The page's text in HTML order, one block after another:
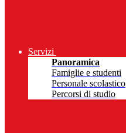
Servizi
Panoramica
Famiglie e studenti
Personale scolastico
Percorsi di studio